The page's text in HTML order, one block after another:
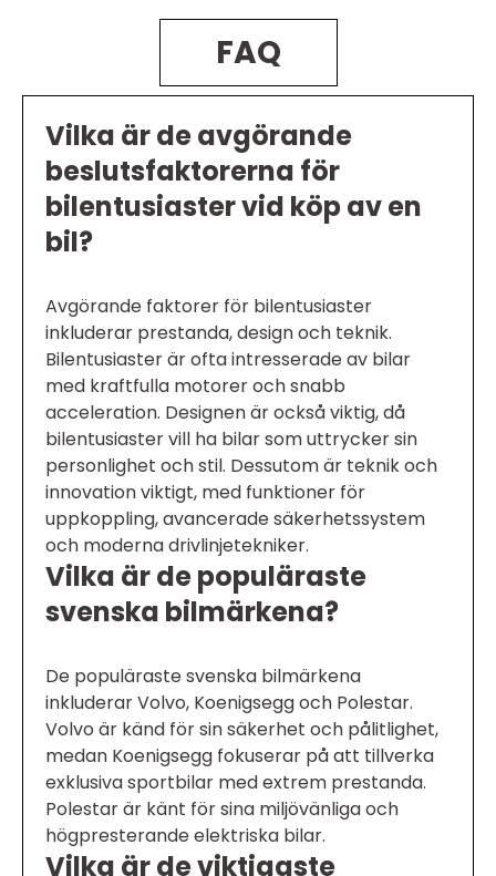
FAQ
Vilka är de avgörande
beslutsfaktorerna för
bilentusiaster vid köp av en
bil?
Avgörande faktorer för bilentusiaster
inkluderar prestanda, design och teknik.
Bilentusiaster är ofta intresserade av bilar
med kraftfulla motorer och snabb
acceleration. Designen är också viktig, då
bilentusiaster vill ha bilar som uttrycker sin
personlighet och stil. Dessutom är teknik och
innovation viktigt, med funktioner för
uppkoppling, avancerade säkerhetssystem
och moderna drivlinjetekniker.
Vilka är de populäraste
svenska bilmärkena?
De populäraste svenska bilmärkena
inkluderar Volvo, Koenigsegg och Polestar.
Volvo är känd för sin säkerhet och pålitlighet,
medan Koenigsegg fokuserar på att tillverka
exklusiva sportbilar med extrem prestanda.
Polestar är känt för sina miljövänliga och
högpresterande elektriska bilar.
Vilka är de viktigaste